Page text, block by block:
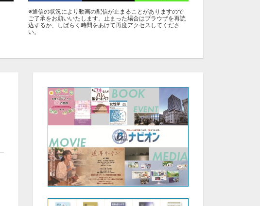
山本強
※通信の状況により動画の配信が止まることがありますので
ご了承をお願いいたします。止まった場合はブラウザを再読
込するか、しばらく時間をあけて再度アクセスしてくださ
い。